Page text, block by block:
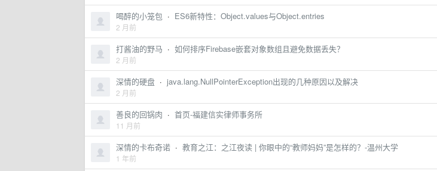
喝醉的小笼包 · ES6新特性：Object.values与Object.entries
2 月前
打酱油的野马 · 如何排序Firebase嵌套对象数组且避免数据丢失？
2 月前
深情的硬盘 · java.lang.NullPointerException出现的几种原因以及解决
2 月前
善良的回锅肉 · 首页-福建信实律师事务所
11 月前
深情的卡布奇诺 · 教育之江：之江夜读 | 你眼中的“教师妈妈”是怎样的？-温州大学
1 年前